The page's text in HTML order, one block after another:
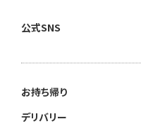
公式SNS
お持ち帰り
デリバリー